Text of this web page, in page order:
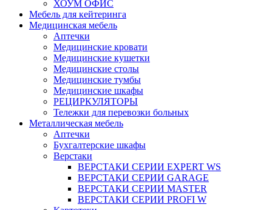
ХОУМ ОФИС
Мебель для кейтеринга
Медицинская мебель
Аптечки
Медицинские кровати
Медицинские кушетки
Медицинские столы
Медицинские тумбы
Медицинские шкафы
РЕЦИРКУЛЯТОРЫ
Тележки для перевозки больных
Металлическая мебель
Аптечки
Бухгалтерские шкафы
Верстаки
ВЕРСТАКИ СЕРИИ EXPERT WS
ВЕРСТАКИ СЕРИИ GARAGE
ВЕРСТАКИ СЕРИИ MASTER
ВЕРСТАКИ СЕРИИ PROFI W